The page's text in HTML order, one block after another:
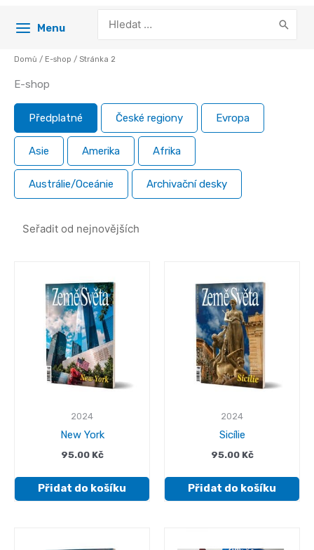
Menu
for:
Domů / E-shop / Stránka 2
E-shop
Předplatné České regiony Evropa
Asie Amerika Afrika
Austrálie/Oceánie Archivační desky
2024
New York
95.00 Kč
Přidat do košíku
2024
Sicílie
95.00 Kč
Přidat do košíku